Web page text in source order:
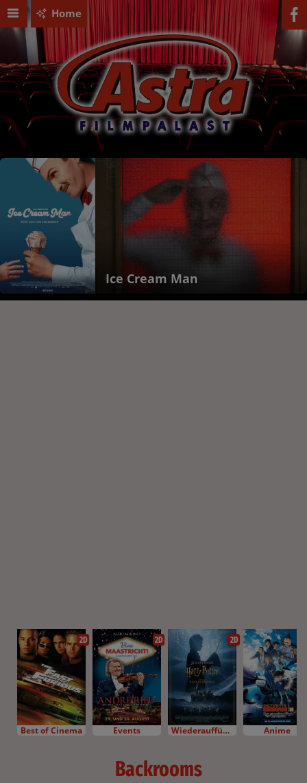
Home
Cream Man
2D
Best of Cinema
2D
Events
2D
Wiederaufführung Anime
Backrooms